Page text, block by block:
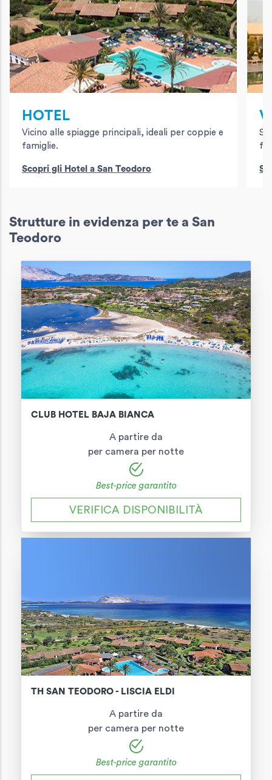
HOTEL
Vicino alle spiagge principali, ideali per coppie e
famiglie.
Scopri gli Hotel a San Teodoro
Strutture in evidenza per te a San
Teodoro
CLUB HOTEL BAJA BIANCA
A partire da
per camera per notte
Best-price garantito
VERIFICA DISPONIBILITÀ
TH SAN TEODORO - LISCIA ELDI
A partire da
per camera per notte
Best-price garantito